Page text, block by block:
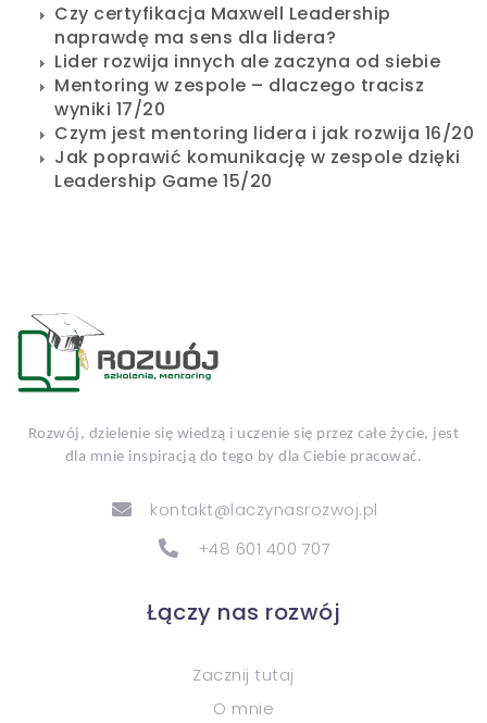
Czy certyfikacja Maxwell Leadership
naprawdę ma sens dla lidera?
Lider rozwija innych ale zaczyna od siebie
Mentoring w zespole – dlaczego tracisz
wyniki 17/20
Czym jest mentoring lidera i jak rozwija 16/20
Jak poprawić komunikację w zespole dzięki
Leadership Game 15/20
Rozwój, dzielenie się wiedzą i uczenie się przez całe życie, jest
dla mnie inspiracją do tego by dla Ciebie pracować.
kontakt@laczynasrozwoj.pl
+48 601 400 707
Łączy nas rozwój
Zacznij tutaj
O mnie